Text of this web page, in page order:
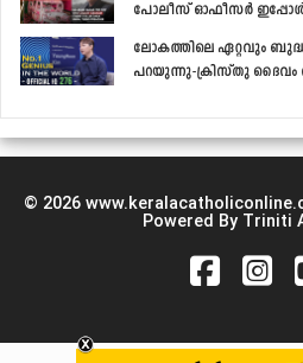
പോലീസ് ഓഫീസര്‍
ലോകത്തിലെ ഏറ്റവും
പറയുന്നു-ക്രിസ്തു ദൈവം
© 2026
Powered By Triniti